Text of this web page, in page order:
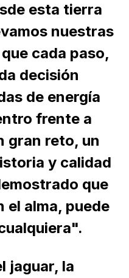
esta tierra
nuestras
cada paso,
decisión
de energía
frente a
gran reto, un
y calidad
que
el alma, puede
jaguar, la